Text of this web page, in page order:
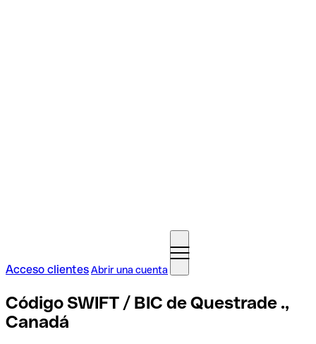
Acceso clientesAbrir una cuenta
Código SWIFT / BIC de Questrade .,
Canadá